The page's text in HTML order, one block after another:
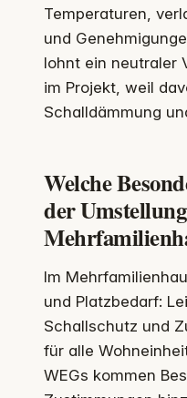
Temperaturen,
und
lohnt ein neutraler
im Projekt, weil
Schalldämmung
Welche
der
Im
und Platzbedarf:
Schallschutz und
für alle
WEGs kommen